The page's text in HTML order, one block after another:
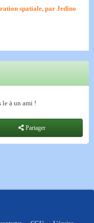
spatiale, par Jedino
le à un ami !
Partager